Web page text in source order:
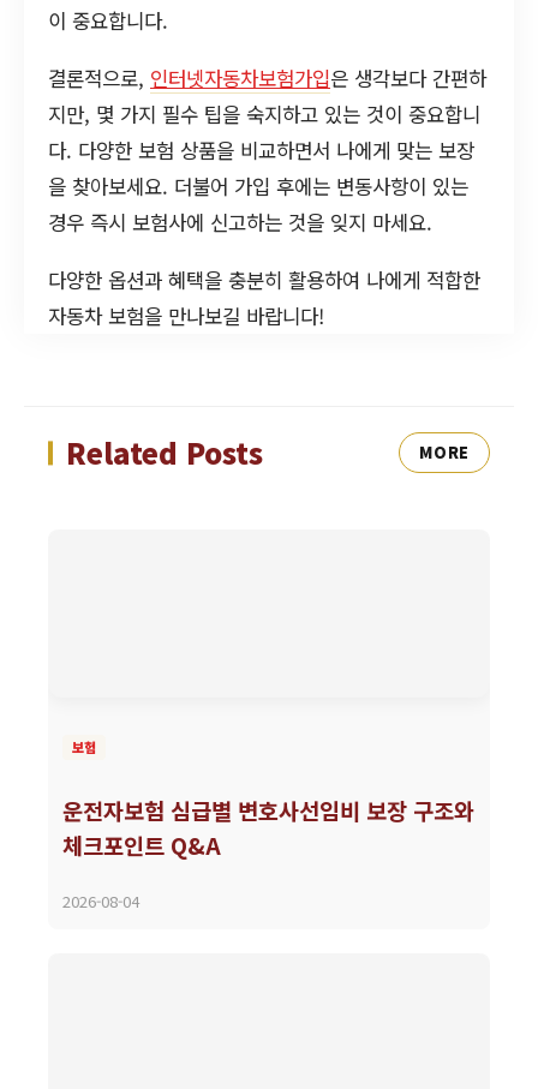
이 중요합니다.
결론적으로, 인터넷자동차보험가입은 생각보다 간편하
지만, 몇 가지 필수 팁을 숙지하고 있는 것이 중요합니
다. 다양한 보험 상품을 비교하면서 나에게 맞는 보장
을 찾아보세요. 더불어 가입 후에는 변동사항이 있는
경우 즉시 보험사에 신고하는 것을 잊지 마세요.
다양한 옵션과 혜택을 충분히 활용하여 나에게 적합한
자동차 보험을 만나보길 바랍니다!
Related Posts MORE
보험
운전자보험 심급별 변호사선임비 보장 구조와
체크포인트 Q&A
2026-08-04